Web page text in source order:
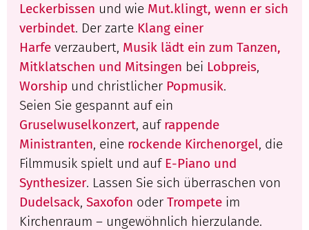
Leckerbissen und wie Mut.klingt, wenn er sich
verbindet. Der zarte Klang einer
Harfe verzaubert, Musik lädt ein zum Tanzen,
Mitklatschen und Mitsingen bei Lobpreis,
Worship und christlicher Popmusik.
Seien Sie gespannt auf ein
Gruselwuselkonzert, auf rappende
Ministranten, eine rockende Kirchenorgel, die
Filmmusik spielt und auf E-Piano und
Synthesizer. Lassen Sie sich überraschen von
Dudelsack, Saxofon oder Trompete im
Kirchenraum – ungewöhnlich hierzulande.